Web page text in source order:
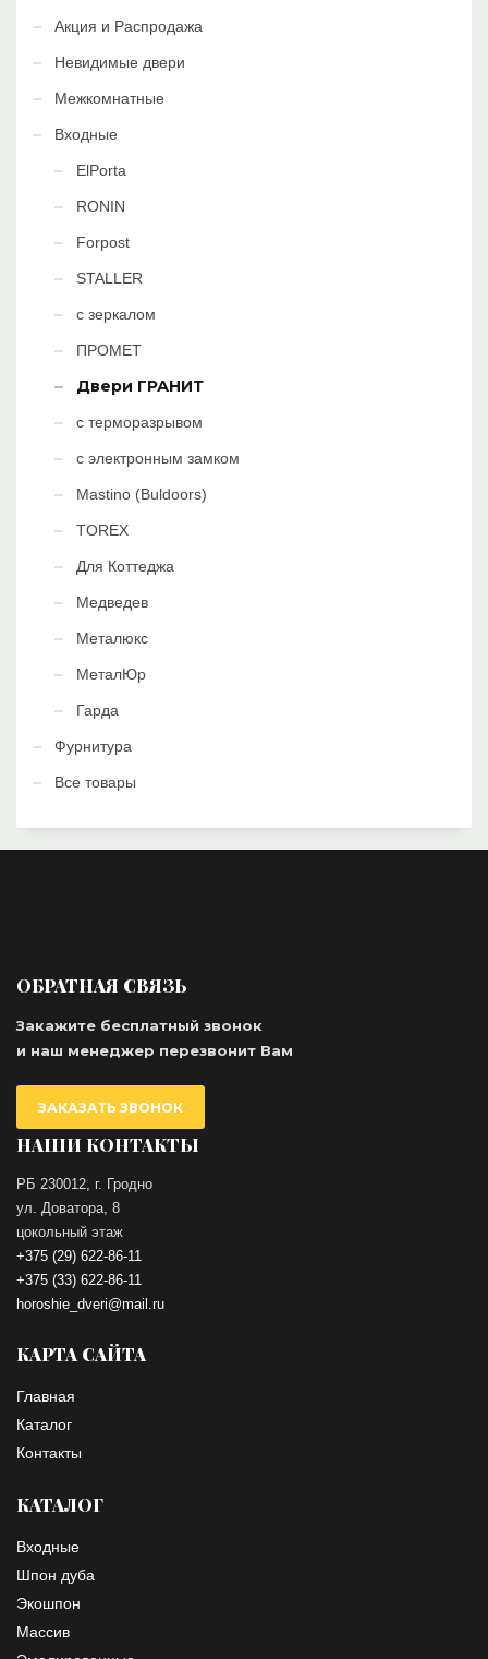
Акция и Распродажа
Невидимые двери
Межкомнатные
Входные
ElPorta
RONIN
Forpost
STALLER
с зеркалом
ПРОМЕТ
Двери ГРАНИТ
с терморазрывом
с электронным замком
Mastino (Buldoors)
TOREX
Для Коттеджа
Медведев
Металюкс
МеталЮр
Гарда
Фурнитура
Все товары
ОБРАТНАЯ СВЯЗЬ
Закажите бесплатный звонок
и наш менеджер перезвонит Вам
ЗАКАЗАТЬ ЗВОНОК
НАШИ КОНТАКТЫ
РБ 230012, г. Гродно
ул. Доватора, 8
цокольный этаж
+375 (29) 622-86-11
+375 (33) 622-86-11
horoshie_dveri@mail.ru
КАРТА САЙТА
Главная
Каталог
Контакты
КАТАЛОГ
Входные
Шпон дуба
Экошпон
Массив